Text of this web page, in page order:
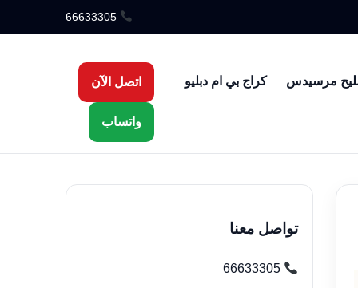
66633305
مرسيدس كراج بي ام دبليو اتصل الآن
واتساب
تواصل معنا
66633305